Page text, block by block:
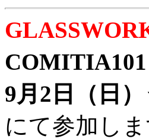
9月2日（日
にて参加しま